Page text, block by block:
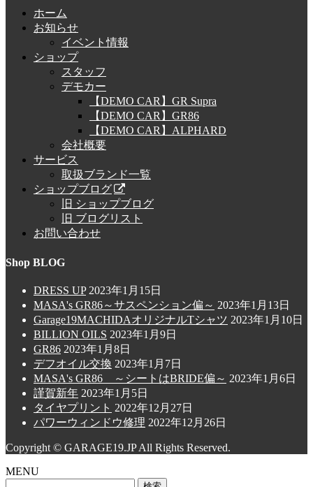
ホーム
お知らせ
イベント情報
ショップ
スタッフ
デモカー
【DEMO CAR】GR Supra
【DEMO CAR】GR86
【DEMO CAR】ALPHARD
会社概要
サービス
取扱ブランド一覧
ショップブログ
旧 ショップブログ
旧 ブログリスト
お問い合わせ
Shop BLOG
DRESS UP 2023年1月15日
MASA's GR86～サスペンション偏～ 2023年1月13日
Garage19MACHIDAオリジナルTシャツ 2023年1月10日
BILLION OILS 2023年1月9日
GR86 2023年1月8日
デフオイル交換 2023年1月7日
MASA's GR86 ～シートはBRIDE偏～ 2023年1月6日
謹賀新年 2023年1月5日
タイヤプリント 2022年12月27日
パワーウィンドウ修理 2022年12月26日
Copyright © GARAGE19.JP All Rights Reserved.
MENU